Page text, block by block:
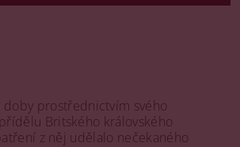
prostřednictvím svého
Britského královského
z něj udělalo nečekaného